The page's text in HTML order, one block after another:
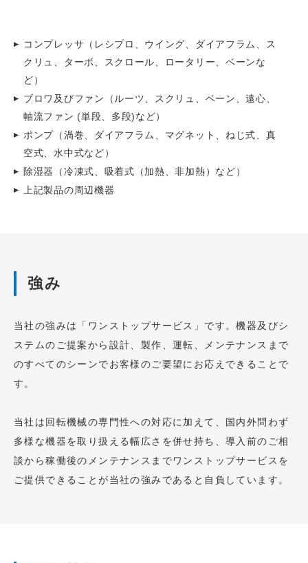
コンプレッサ（レシプロ、ウイング、ダイアフラム、ス
クリュ、ターボ、スクロール、ロータリー、ベーンな
ど）
ブロワ及びファン（ルーツ、スクリュ、ベーン、遠心、
軸流ファン (単段、多段)など）
ポンプ（渦巻、ダイアフラム、マグネット、ねじ式、真
空式、水中式など）
除湿器（冷凍式、吸着式（加熱、非加熱）など）
上記製品の周辺機器
強み
当社の強みは「ワンストップサービス」です。機器及びシ
ステムのご提案から設計、製作、運転、メンテナンスまで
のすべてのシーンでお客様のご要望にお応えできることで
す。
当社は回転機械の専門性への対応に加えて、国内外問わず
多様な機器を取り扱える幅広さを併せ持ち、導入前のご相
談から稼働後のメンテナンスまでワンストップサービスを
ご提供できることが当社の強みであると自負しています。